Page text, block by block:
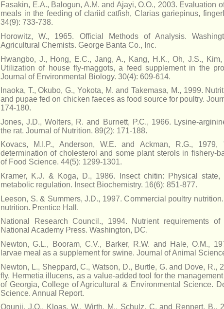
Fasakin, E.A., Balogun, A.M. and Ajayi, O.O., 2003. Evaluation
meals in the feeding of clariid catfish, Clarias gariepinus,
34(9): 733-738.
Horowitz, W., 1965. Official Methods of Analysis.
Agricultural Chemists. George Banta Co., Inc.
Hwangbo, J., Hong, E.C., Jang, A., Kang, H.K., Oh, J.S.,
Utilization of house fly-maggots, a feed supplement in the
Journal of Environmental Biology. 30(4): 609-614.
Inaoka, T., Okubo, G., Yokota, M. and Takemasa, M., 1999.
and pupae fed on chicken faeces as food source for poultry.
174-180.
Jones, J.D., Wolters, R. and Burnett, P.C., 1966. Lysine-
the rat. Journal of Nutrition. 89(2): 171-188.
Kovacs, M.I.P., Anderson, W.E. and Ackman, R.G.,
determination of cholesterol and some plant sterols in fishery-
of Food Science. 44(5): 1299-1301.
Kramer, K.J. & Koga, D., 1986. Insect chitin: Physical state,
metabolic regulation. Insect Biochemistry. 16(6): 851-877.
Leeson, S. & Summers, J.D., 1997. Commercial poultry
nutrition. Prentice Hall.
National Research Council., 1994. Nutrient requirements
National Academy Press. Washington, DC.
Newton, G.L., Booram, C.V., Barker, R.W. and Hale, O.M.,
larvae meal as a supplement for swine. Journal of Animal
Newton, L., Sheppard, C., Watson, D., Burtle, G. and Dove, R.,
fly, Hermetia illucens, as a value-added tool for the
of Georgia, College of Agricultural & Environmental Science.
Science. Annual Report.
Ogunji, J.O., Kloas, W., Wirth, M., Schulz, C. and Rennert, B.,